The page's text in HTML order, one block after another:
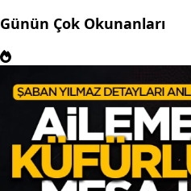
Günün Çok Okunanları